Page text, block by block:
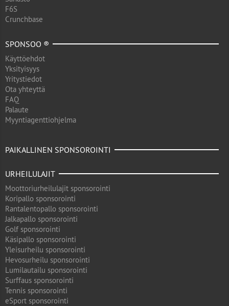
F6S
Crunchbase
SPONSOO ®
Käyttöehdot
Yksityisyys
Yritystiedot
Ota yhteyttä
FAQ
Palaute
Myyntiagenttiohjelma
PAIKALLINEN SPONSOROINTI
URHEILULAJIT
Moottoriurheilulajit sponsorointi
Koripallo sponsorointi
Rantalentopallo sponsorointi
Jalkapallo sponsorointi
Golf sponsorointi
Käsipallo sponsorointi
Yleisurheilu sponsorointi
Hevosurheilu sponsorointi
Lumilautailu sponsorointi
Surffaus sponsorointi
Tennis sponsorointi
eSport sponsorointi